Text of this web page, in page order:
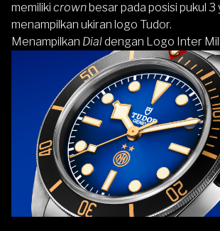
memiliki crownbesar pada posisi pukul 3
menampilkan ukiran logo Tudor.
Menampilkan Dialdengan Logo Inter